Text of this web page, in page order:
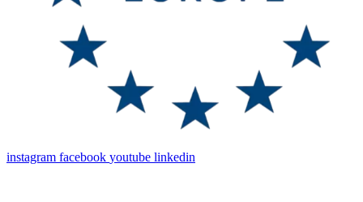
instagram facebook youtube linkedin